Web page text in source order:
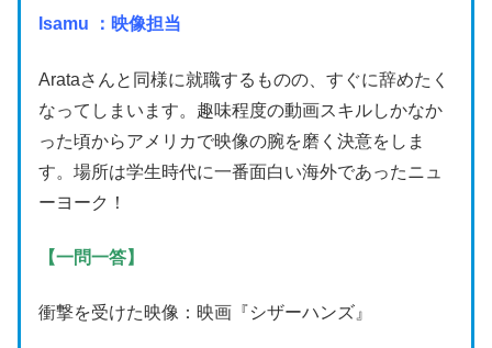
Isamu ： 映像担当
Arataさんと同様に就職するものの、すぐに辞めたく
なってしまいます。趣味程度の動画スキルしかなか
った頃からアメリカで映像の腕を磨く決意をしま
す。場所は学生時代に一番面白い海外であったニュ
ーヨーク！
【一問一答】
衝撃を受けた映像：映画『シザーハンズ』